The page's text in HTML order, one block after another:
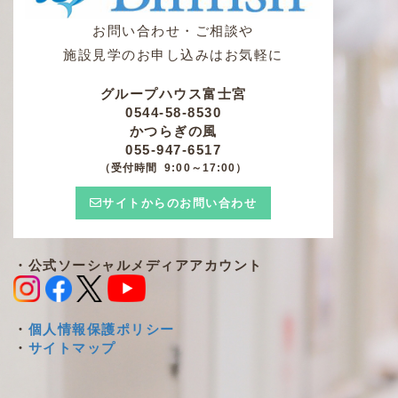
お問い合わせ・ご相談や
施設見学のお申し込みはお気軽に
グループハウス富士宮
0544-58-8530
かつらぎの風
055-947-6517
（受付時間 9:00～17:00）
サイトからのお問い合わせ
・公式ソーシャルメディアアカウント
・ 個人情報保護ポリシー
・ サイトマップ